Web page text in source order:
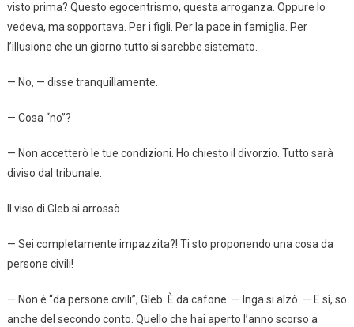
visto prima? Questo egocentrismo, questa arroganza. Oppure lo
vedeva, ma sopportava. Per i figli. Per la pace in famiglia. Per
l’illusione che un giorno tutto si sarebbe sistemato.
— No, — disse tranquillamente.
— Cosa “no”?
— Non accetterò le tue condizioni. Ho chiesto il divorzio. Tutto sarà
diviso dal tribunale.
Il viso di Gleb si arrossò.
— Sei completamente impazzita?! Ti sto proponendo una cosa da
persone civili!
— Non è “da persone civili”, Gleb. È da cafone. — Inga si alzò. — E sì, so
anche del secondo conto. Quello che hai aperto l’anno scorso a